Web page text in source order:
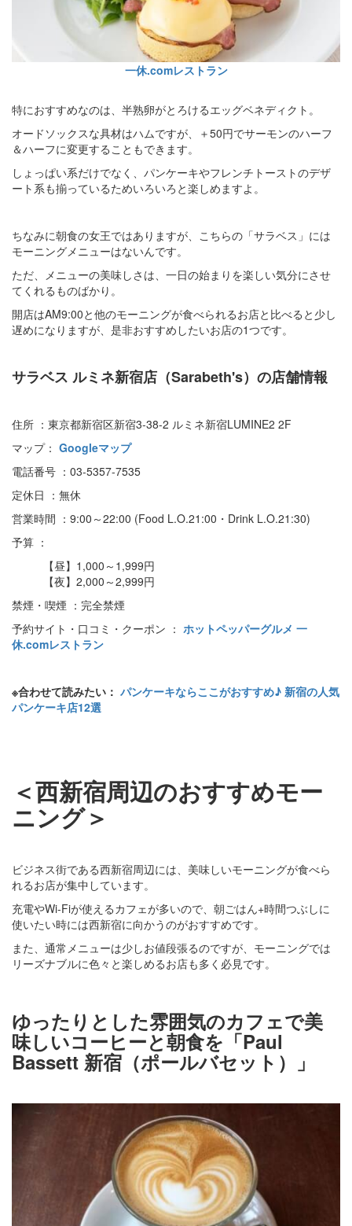
一休.comレストラン
特におすすめなのは、半熟卵がとろけるエッグベネディクト。
オードソックスな具材はハムですが、＋50円でサーモンのハーフ
＆ハーフに変更することもできます。
しょっぱい系だけでなく、パンケーキやフレンチトーストのデザ
ート系も揃っているためいろいろと楽しめますよ。
ちなみに朝食の女王ではありますが、こちらの「サラベス」には
モーニングメニューはないんです。
ただ、メニューの美味しさは、一日の始まりを楽しい気分にさせ
てくれるものばかり。
開店はAM9:00と他のモーニングが食べられるお店と比べると少し
遅めになりますが、是非おすすめしたいお店の1つです。
サラベス ルミネ新宿店（Sarabeth's）の店舗情報
住所 ：東京都新宿区新宿3-38-2 ルミネ新宿LUMINE2 2F
マップ： Googleマップ
電話番号 ：03-5357-7535
定休日 ：無休
営業時間 ：9:00～22:00 (Food L.O.21:00・Drink L.O.21:30)
予算 ：
【昼】1,000～1,999円
【夜】2,000～2,999円
禁煙・喫煙 ：完全禁煙
予約サイト・口コミ・クーポン ： ホットペッパーグルメ 一
休.comレストラン
※合わせて読みたい： パンケーキならここがおすすめ♪ 新宿の人気
パンケーキ店12選
＜西新宿周辺のおすすめモー
ニング＞
ビジネス街である西新宿周辺には、美味しいモーニングが食べら
れるお店が集中しています。
充電やWi-Fiが使えるカフェが多いので、朝ごはん+時間つぶしに
使いたい時には西新宿に向かうのがおすすめです。
また、通常メニューは少しお値段張るのですが、モーニングでは
リーズナブルに色々と楽しめるお店も多く必見です。
ゆったりとした雰囲気のカフェで美
味しいコーヒーと朝食を「Paul
Bassett 新宿（ポールバセット）」